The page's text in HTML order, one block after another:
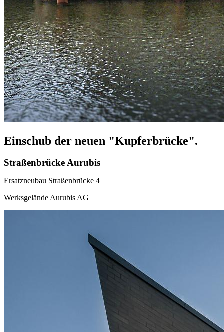
Einschub der neuen "Kupferbrücke".
Straßenbrücke Aurubis
Ersatzneubau Straßenbrücke 4
Werksgelände Aurubis AG